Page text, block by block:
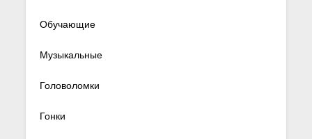
Обучающие
Музыкальные
Головоломки
Гонки